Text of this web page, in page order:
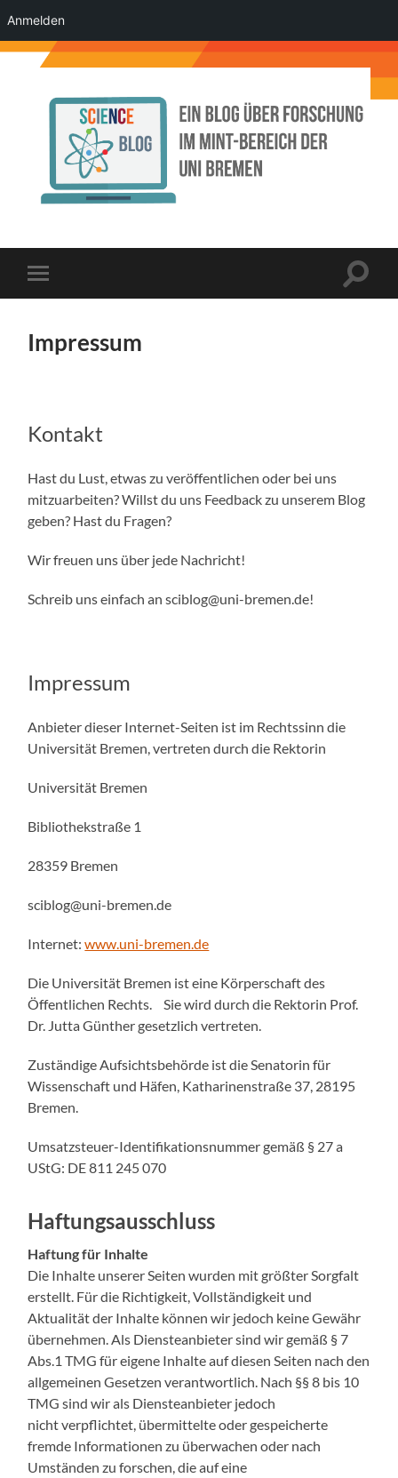
Anmelden
der
Menü
Impressum
Kontakt
Hast du Lust, etwas zu veröffentlichen oder bei uns
mitzuarbeiten? Willst du uns Feedback zu unserem Blog
geben? Hast du Fragen?
Wir freuen uns über jede Nachricht!
Schreib uns einfach an sciblog@uni-bremen.de!
Impressum
Anbieter dieser Internet-Seiten ist im Rechtssinn die
Universität Bremen, vertreten durch die Rektorin
Universität Bremen
Bibliothekstraße 1
28359 Bremen
sciblog@uni-bremen.de
Internet:www.uni-bremen.de
Die Universität Bremen ist eine Körperschaft des
Öffentlichen Rechts. Sie wird durch die Rektorin Prof.
Dr. Jutta Günther gesetzlich vertreten.
Zuständige Aufsichtsbehörde ist die Senatorin für
Wissenschaft und Häfen, Katharinenstraße 37, 28195
Bremen.
Umsatzsteuer-Identifikationsnummer gemäß § 27 a
UStG: DE 811 245 070
Haftungsausschluss
Haftung für Inhalte
Die Inhalte unserer Seiten wurden mit größter Sorgfalt
erstellt. Für die Richtigkeit, Vollständigkeit und
Aktualität der Inhalte können wir jedoch keine Gewähr
übernehmen. Als Diensteanbieter sind wir gemäß § 7
Abs.1 TMG für eigene Inhalte auf diesen Seiten nach den
allgemeinen Gesetzen verantwortlich. Nach §§ 8 bis 10
TMG sind wir als Diensteanbieter jedoch
nicht verpflichtet, übermittelte oder gespeicherte
fremde Informationen zu überwachen oder nach
Umständen zu forschen, die auf eine